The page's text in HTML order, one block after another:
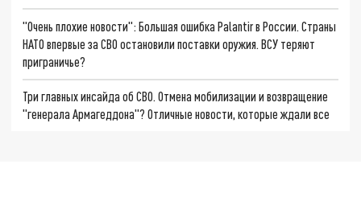
"Очень плохие новости": Большая ошибка Palantir в России. Страны
НАТО впервые за СВО остановили поставки оружия. ВСУ теряют
приграничье?
Три главных инсайда об СВО. Отмена мобилизации и возвращение
"генерала Армагеддона"? Отличные новости, которые ждали все